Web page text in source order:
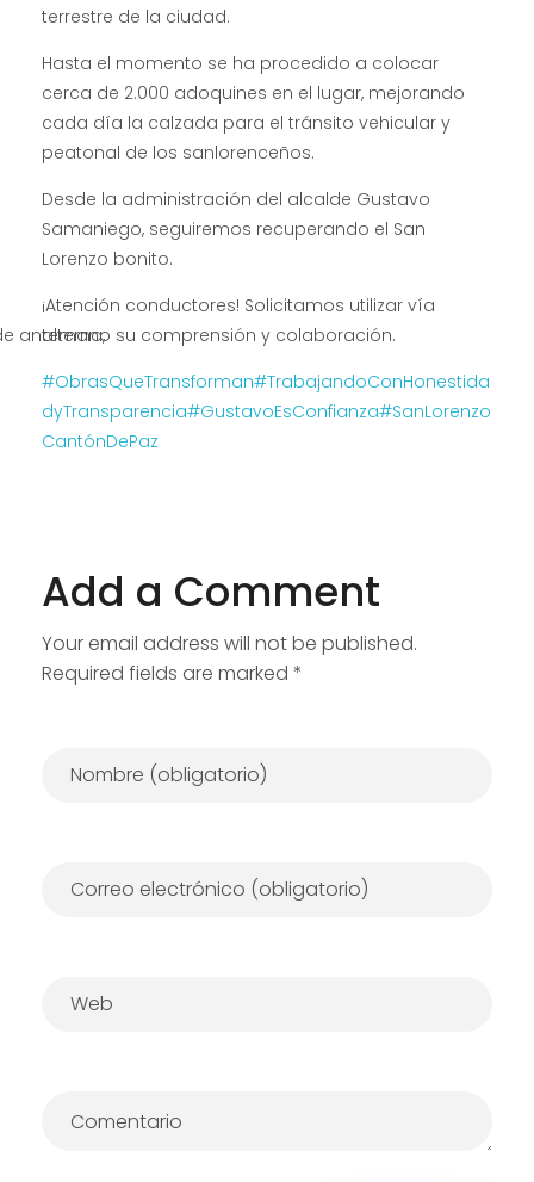
terrestre de la ciudad.
Hasta el momento se ha procedido a colocar
cerca de 2.000 adoquines en el lugar, mejorando
cada día la calzada para el tránsito vehicular y
peatonal de los sanlorenceños.
Desde la administración del alcalde Gustavo
Samaniego, seguiremos recuperando el San
Lorenzo bonito.
¡Atención conductores! Solicitamos utilizar vía
alterna,
antemano su comprensión y colaboración.
#ObrasQueTransforman#TrabajandoConHonestida
dyTransparencia#GustavoEsConfianza#SanLorenzo
CantónDePaz
Add a Comment
Your email address will not be published.
Required fields are marked *